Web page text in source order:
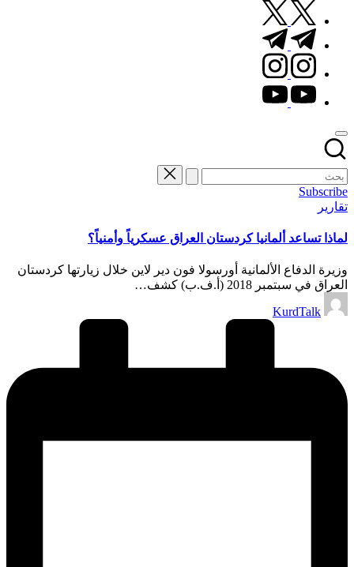
twitter.com
t.me
instagram.com
youtube.com
Subscribe
نُشر
تقارير
لماذا تساعد ألمانيا كردستان العراق عسكرياً وأمنياً؟
وزيرة الدفاع الألمانية أورسولا فون دير لاين خلال زيارتها كردستان
العراق في سبتمبر 2018 (أ.ف.ب) كشف…
تمّ
النشرKurdTalk